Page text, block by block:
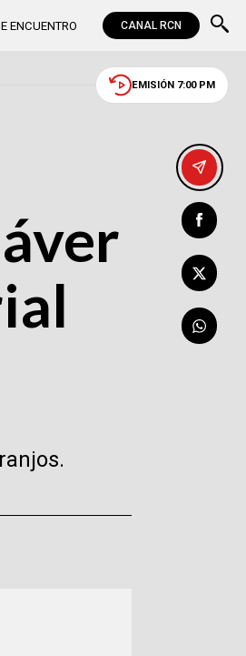
ENCUENTRO CANAL RCN
EMISIÓN 7:00 PM